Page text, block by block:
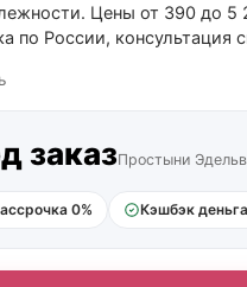
Цены от 390 до 5
по России, консультация
заказПростыни
0% Кэшбэк